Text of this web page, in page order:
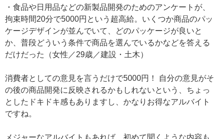
・食品や日用品などの新製品開発のためのアンケートが、
拘束時間20分で5000円という超高給。いくつか商品のパッ
ケージデザインが並んでいて、どのパッケージが良いと
か、普段どういう条件で商品を選んでいるかなどを答える
だけだった（女性／29歳／建設・土木）
消費者としての意見を言うだけで5000円！ 自分の意見がそ
の後の商品開発に反映されるかもしれないという、ちょっ
としたドキドキ感もありますし、かなりお得なアルバイト
ですね。